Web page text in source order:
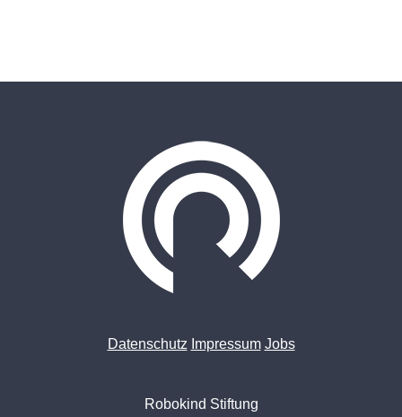
Datenschutz Impressum Jobs
Robokind Stiftung